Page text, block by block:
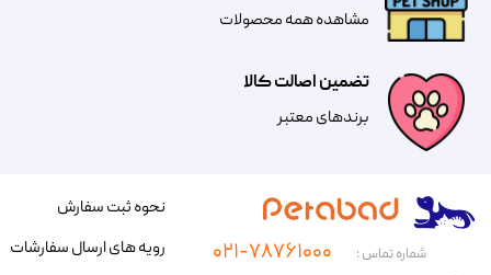
تضمین اصالت کالا
​​برندهای معتبر​​​​​​​
مشاهده همه محصولات
شماره تماس : ۰۲۱-۷۸۷۶۱۰۰۰
نحوه ثبت سفارش
رویه های ارسال سفارشات